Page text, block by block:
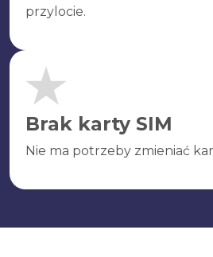
przylocie.
Brak karty SIM
Nie ma potrzeby zmieniać